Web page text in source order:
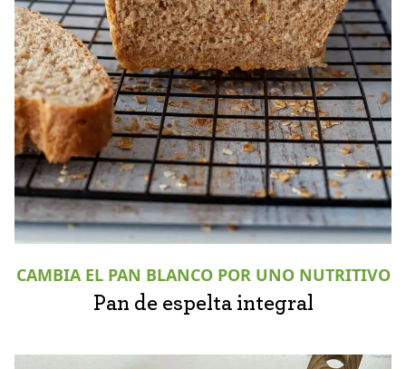
CAMBIA EL PAN BLANCO POR UNO NUTRITIVO
Pan de espelta integral